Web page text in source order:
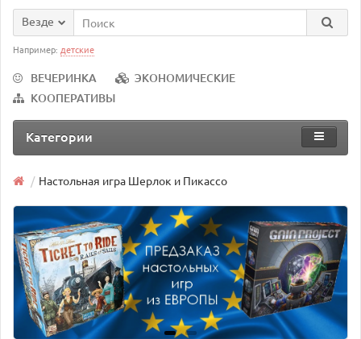
Везде
Например: детские
ВЕЧЕРИНКА
ЭКОНОМИЧЕСКИЕ
КООПЕРАТИВЫ
Категории
Настольная игра Шерлок и Пикассо